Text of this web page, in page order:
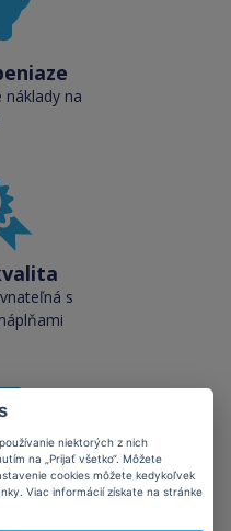
na
s
niektorých z nich
na „Prijať všetko“. Môžete
cookies môžete kedykoľvek
Viac informácií získate na stránke